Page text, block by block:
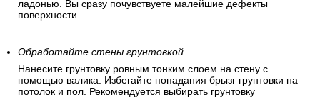
Сделайте стены гладкими.
Все мелкие изъяны стен устраняются шпаклеванием.
поверхность. После шпатлевания произведите зачистку
поверхности наждачной бумагой или абразивной сеткой.
Чтобы убедиться в гладкости стены – проведите по ней
ладонью. Вы сразу почувствуете малейшие дефекты
поверхности.